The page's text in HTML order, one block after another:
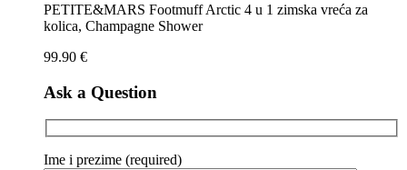
PETITE&MARS Footmuff Arctic 4 u 1 zimska vreća za
kolica, Champagne Shower
99.90 €
Ask a Question
Ime i prezime (required)